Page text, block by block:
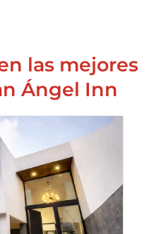
las mejores
Ángel Inn